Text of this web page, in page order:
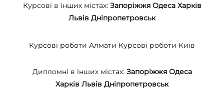
Курсові в інших містах: Запоріжжя Одеса Харків
Львів Дніпропетровськ
Курсові роботи Алмати Курсові роботи Київ
Дипломні в інших містах: Запоріжжя Одеса
Харків Львів Дніпропетровськ